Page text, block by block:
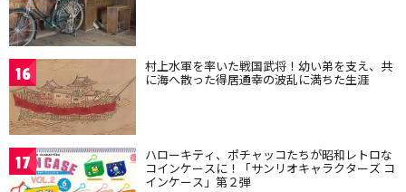
16 村上水軍を率いた戦国武将！幼い弟を支え、共
に海へ散った得居通幸の波乱に満ちた生涯
17 ハローキティ、ポチャッコたちが昭和レトロな
コインケースに！「サンリオキャラクターズ コ
インケース」第２弾